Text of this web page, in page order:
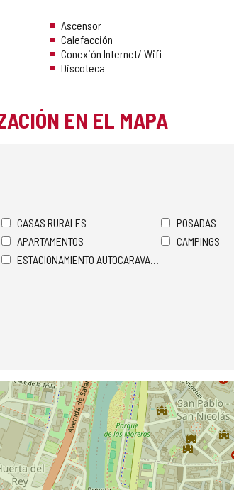
Ascensor
Calefacción
Conexión Internet/ Wifi
Discoteca
EN EL MAPA
CASAS RURALES POSADAS
APARTAMENTOS CAMPINGS
ESTACIONAMIENTO AUTOCARAVANAS